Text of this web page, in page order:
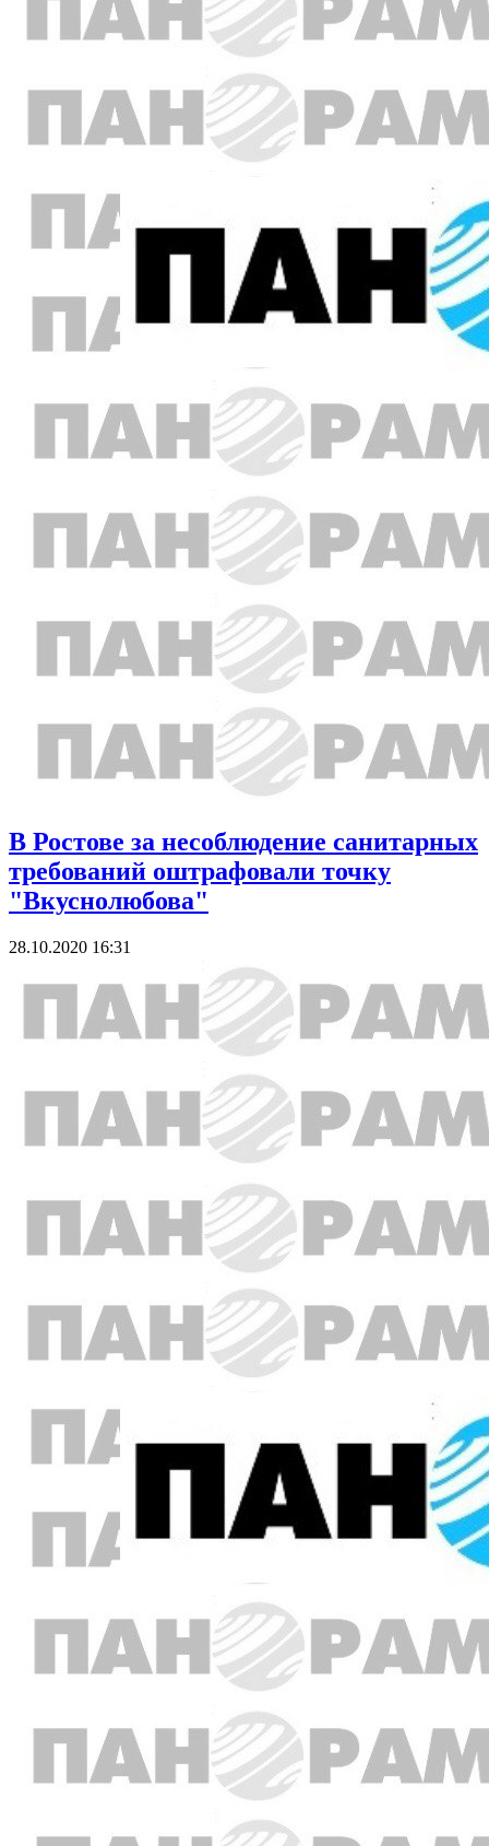
В Ростове за несоблюдение санитарных
требований оштрафовали точку
"Вкуснолюбова"
28.10.2020 16:31